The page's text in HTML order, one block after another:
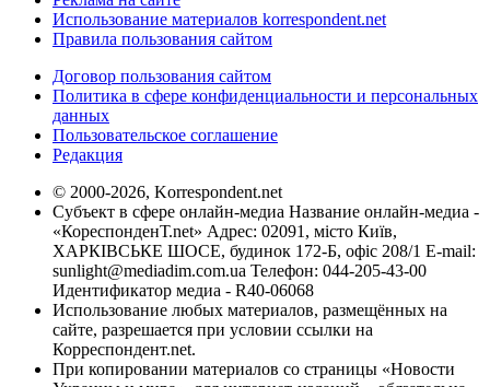
Использование материалов korrespondent.net
Правила пользования сайтом
Договор пользования сайтом
Политика в сфере конфиденциальности и персональных
данных
Пользовательское соглашение
Редакция
© 2000-2026, Korrespondent.net
Субъект в сфере онлайн-медиа Название онлайн-медиа -
«КореспонденТ.net» Адрес: 02091, місто Київ,
ХАРКІВСЬКЕ ШОСЕ, будинок 172-Б, офіс 208/1 E-mail:
sunlight@mediadim.com.ua Телефон: 044-205-43-00
Идентификатор медиа - R40-06068
Использование любых материалов, размещённых на
сайте, разрешается при условии ссылки на
Корреспондент.net.
При копировании материалов со страницы «Новости